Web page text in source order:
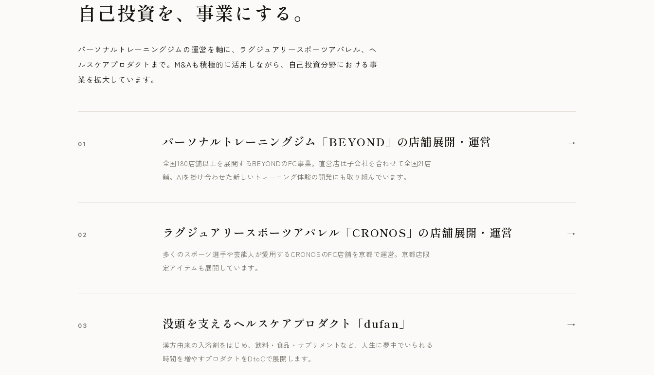
自己投資を、事業にする。
パーソナルトレーニングジムの運営を軸に、ラグジュアリースポーツアパレル、ヘ
ルスケアプロダクトまで。M&Aも積極的に活用しながら、自己投資分野における事
業を拡大しています。
01 パーソナルトレーニングジム「BEYOND」の店舗展開・運営
全国180店舗以上を展開するBEYONDのFC事業。直営店は子会社を合わせて全国21店
舗。AIを掛け合わせた新しいトレーニング体験の開発にも取り組んでいます。
→
02 ラグジュアリースポーツアパレル「CRONOS」の店舗展開・運営
多くのスポーツ選手や芸能人が愛用するCRONOSのFC店舗を京都で運営。京都店限
定アイテムも展開しています。
→
03 没頭を支えるヘルスケアプロダクト「dufan」
漢方由来の入浴剤をはじめ、飲料・食品・サプリメントなど、人生に夢中でいられる
時間を増やすプロダクトをDtoCで展開します。
→